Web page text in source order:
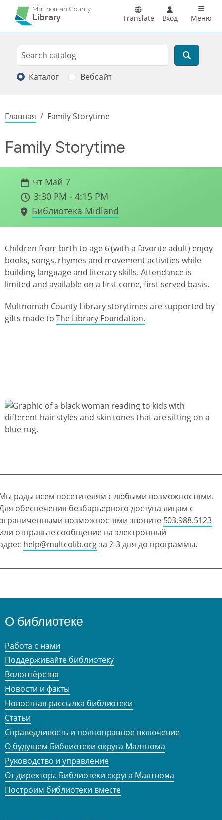
Перейти к основному содержанию
Multnomah County
Library Translate Вход Main
Меню
Search
Поиск
Каталог Вебсайт
Строка навигации
Главная Family Storytime
Family Storytime
чт Май 7
3:30 PM - 4:15 PM
Библиотека Midland
Children from birth to age 6 (with a favorite adult) enjoy
books, songs, rhymes and movement activities while
building language and literacy skills. Attendance is
limited and available on a first come, first served basis.
Multnomah County Library storytimes are supported by
gifts made to The Library Foundation.
рады всем посетителям с любыми возможностями.
обеспечения безбарьерного доступа лицам с
возможностями звоните 503.988.5123
отправьте сообщение на электронный
help@multcolib.orgза 2-3 дня до программы.
О библиотеке
Работа с нами
Поддерживайте библиотеку
Волонтёрство
Новости и факты
Новостная рассылка библиотеки
Статьи
Справедливость и полноправное включение
О будущем Библиотеки округа Малтнома
Руководство и управление
От директора Библиотеки округа Малтнома
Построим библиотеки вместе